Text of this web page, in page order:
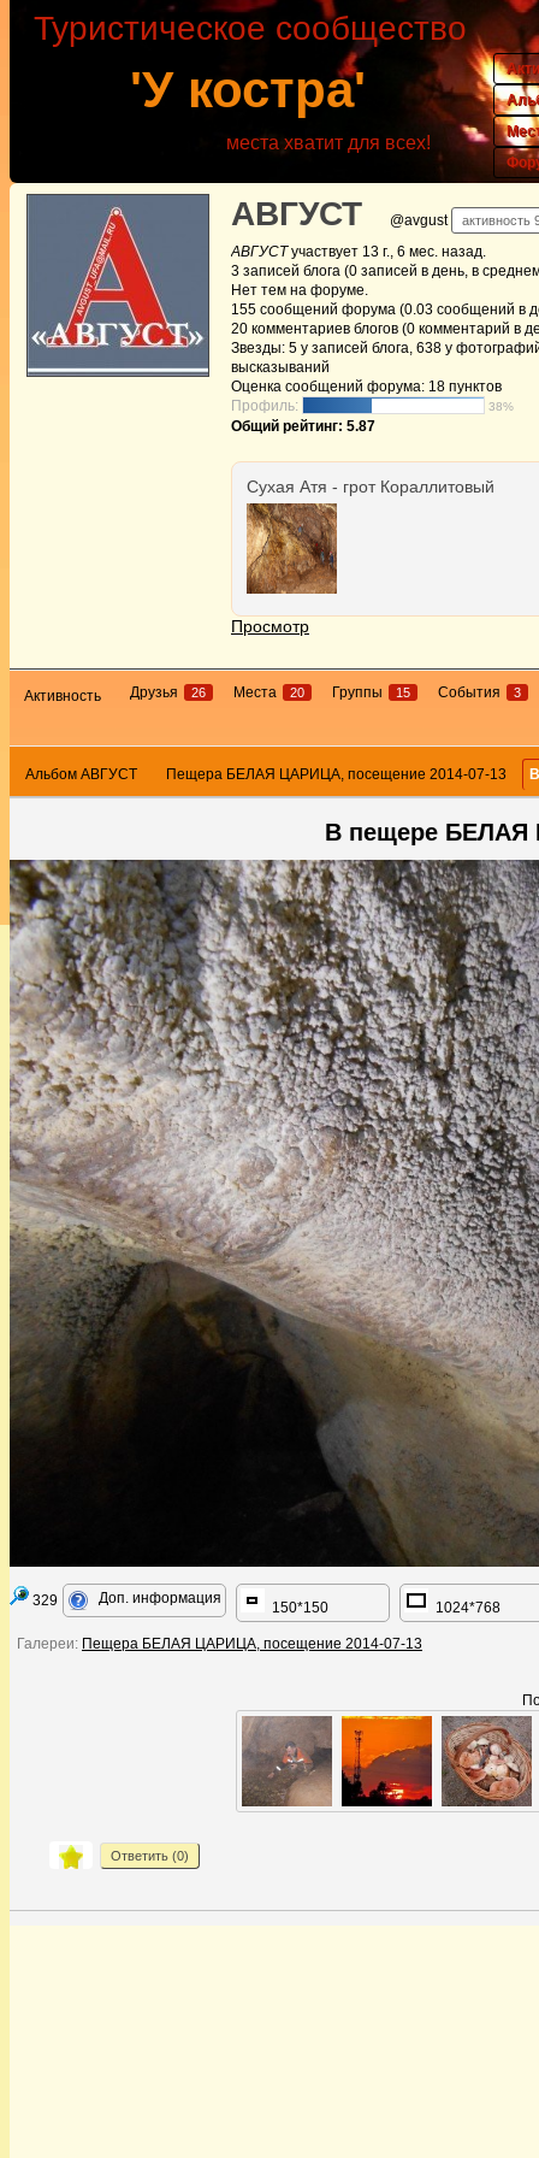
'У костра'
Туристическое сообщество
места хватит для всех!
АВГУСТ @avgust активность
АВГУСТучаствует 13 г., 6 мес. назад.
3 записей блога (0 записей в день, в
Нет тем на форуме.
155 сообщений форума (0.03 сообщений в
20 комментариев блогов (0 комментарий в
Звезды: 5 у записей блога, 638 у
высказываний
Оценка сообщений форума: 18 пунктов
Профиль:
38%
Общий рейтинг: 5.87
Сухая Атя - грот Кораллитовый
Просмотр
Активность Друзья 26 Места 20 Группы 15 События 3
Альбом АВГУСТ Пещера БЕЛАЯ ЦАРИЦА, посещение 2014-07-13
В пещере
329 Доп. информация
150*150 1024*768
Галереи: Пещера БЕЛАЯ ЦАРИЦА, посещение 2014-07-13
Ответить (0)